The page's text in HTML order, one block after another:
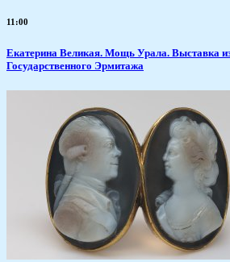
11:00
​Екатерина Великая. Мощь Урала. Выставка
Государственного Эрмитажа